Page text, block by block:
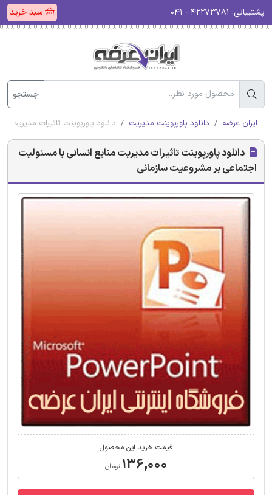
پشتیبانی: سبد خرید
جستجو
ایران عرضه دانلود پاورپوینت مدیریت دانلود پاورپوینت تاثیرات
دانلود پاورپوینت تاثیرات مدیریت منابع انسانی با مسئولیت
اجتماعی بر مشروعیت سازمانی
قیمت خرید این محصول
۱۳۶,۰۰۰ تومان